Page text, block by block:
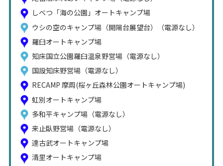
しべつ「海の公園」オートキャンプ場
ウシの空のキャンプ場（開陽台展望台）（電源なし）
羅臼オートキャンプ場
知床国立公園羅臼温泉野営場（電源なし）
国設知床野営場（電源なし）
RECAMP 摩周(桜ヶ丘森林公園オートキャンプ場)
虹別オートキャンプ場
多和平キャンプ場（電源なし）
来止臥野営場（電源なし）
達古武オートキャンプ場
清里オートキャンプ場